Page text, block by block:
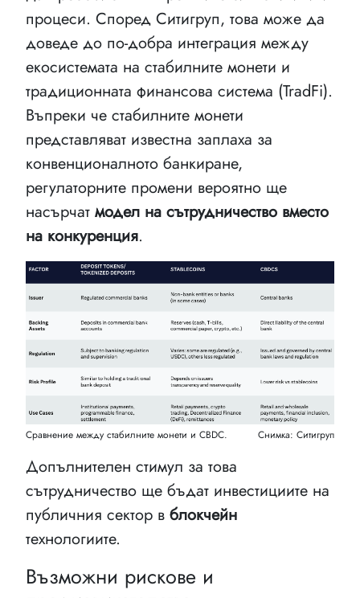
процеси. Според Ситигруп, това може да
доведе до по-добра интеграция между
екосистемата на стабилните монети и
традиционната финансова система (TradFi).
Въпреки че стабилните монети
представляват известна заплаха за
конвенционалното банкиране,
регулаторните промени вероятно ще
насърчат модел на сътрудничество вместо
на конкуренция.
Сравнение между стабилните монети и CBDC. Снимка: Ситигруп
Допълнителен стимул за това
сътрудничество ще бъдат инвестициите на
публичния сектор в блокчейн
технологиите.
Възможни рискове и